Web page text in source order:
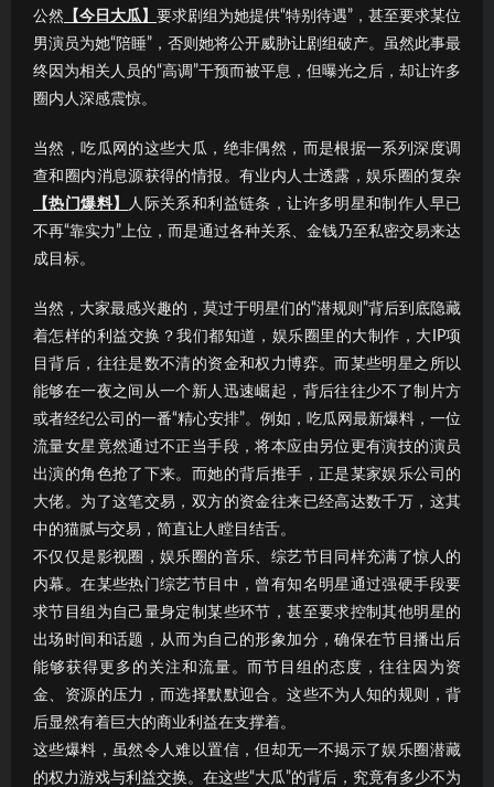
公然 【今日大瓜】 要求剧组为她提供“特别待遇”，甚至要求某位
男演员为她“陪睡”，否则她将公开威胁让剧组破产。虽然此事最
终因为相关人员的“高调”干预而被平息，但曝光之后，却让许多
圈内人深感震惊。
当然，吃瓜网的这些大瓜，绝非偶然，而是根据一系列深度调
查和圈内消息源获得的情报。有业内人士透露，娱乐圈的复杂
【热门爆料】
人际关系和利益链条，让许多明星和制作人早已
不再“靠实力”上位，而是通过各种关系、金钱乃至私密交易来达
成目标。
当然，大家最感兴趣的，莫过于明星们的“潜规则”背后到底隐藏
着怎样的利益交换？我们都知道，娱乐圈里的大制作，大IP项
目背后，往往是数不清的资金和权力博弈。而某些明星之所以
能够在一夜之间从一个新人迅速崛起，背后往往少不了制片方
或者经纪公司的一番“精心安排”。例如，吃瓜网最新爆料，一位
流量女星竟然通过不正当手段，将本应由另位更有演技的演员
出演的角色抢了下来。而她的背后推手，正是某家娱乐公司的
大佬。为了这笔交易，双方的资金往来已经高达数千万，这其
中的猫腻与交易，简直让人瞠目结舌。
不仅仅是影视圈，娱乐圈的音乐、综艺节目同样充满了惊人的
内幕。在某些热门综艺节目中，曾有知名明星通过强硬手段要
求节目组为自己量身定制某些环节，甚至要求控制其他明星的
出场时间和话题，从而为自己的形象加分，确保在节目播出后
能够获得更多的关注和流量。而节目组的态度，往往因为资
金、资源的压力，而选择默默迎合。这些不为人知的规则，背
后显然有着巨大的商业利益在支撑着。
这些爆料，虽然令人难以置信，但却无一不揭示了娱乐圈潜藏
的权力游戏与利益交换。在这些“大瓜”的背后，究竟有多少不为